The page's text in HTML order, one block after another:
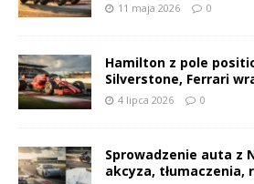
11 maja 2026 0
Hamilton z pole
Silverstone, Ferrari
4 lipca 2026 0
Sprowadzenie auta z
akcyza, tłumaczenia,